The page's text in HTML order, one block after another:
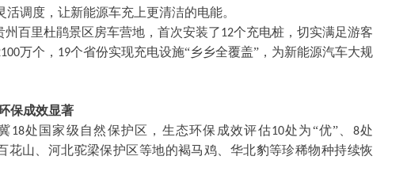
调度，让新能源车充上更清洁的电能。
百里杜鹃景区房车营地，首次安装了12个充电桩，切实满足游客
万个， 19个省份实现充电设施“乡乡全覆盖”，为新能源汽车大规
保成效显著
18处国家级自然保护区，生态环保成效评估10处为“优”、 8处
花山、河北驼梁保护区等地的褐马鸡、华北豹等珍稀物种持续恢